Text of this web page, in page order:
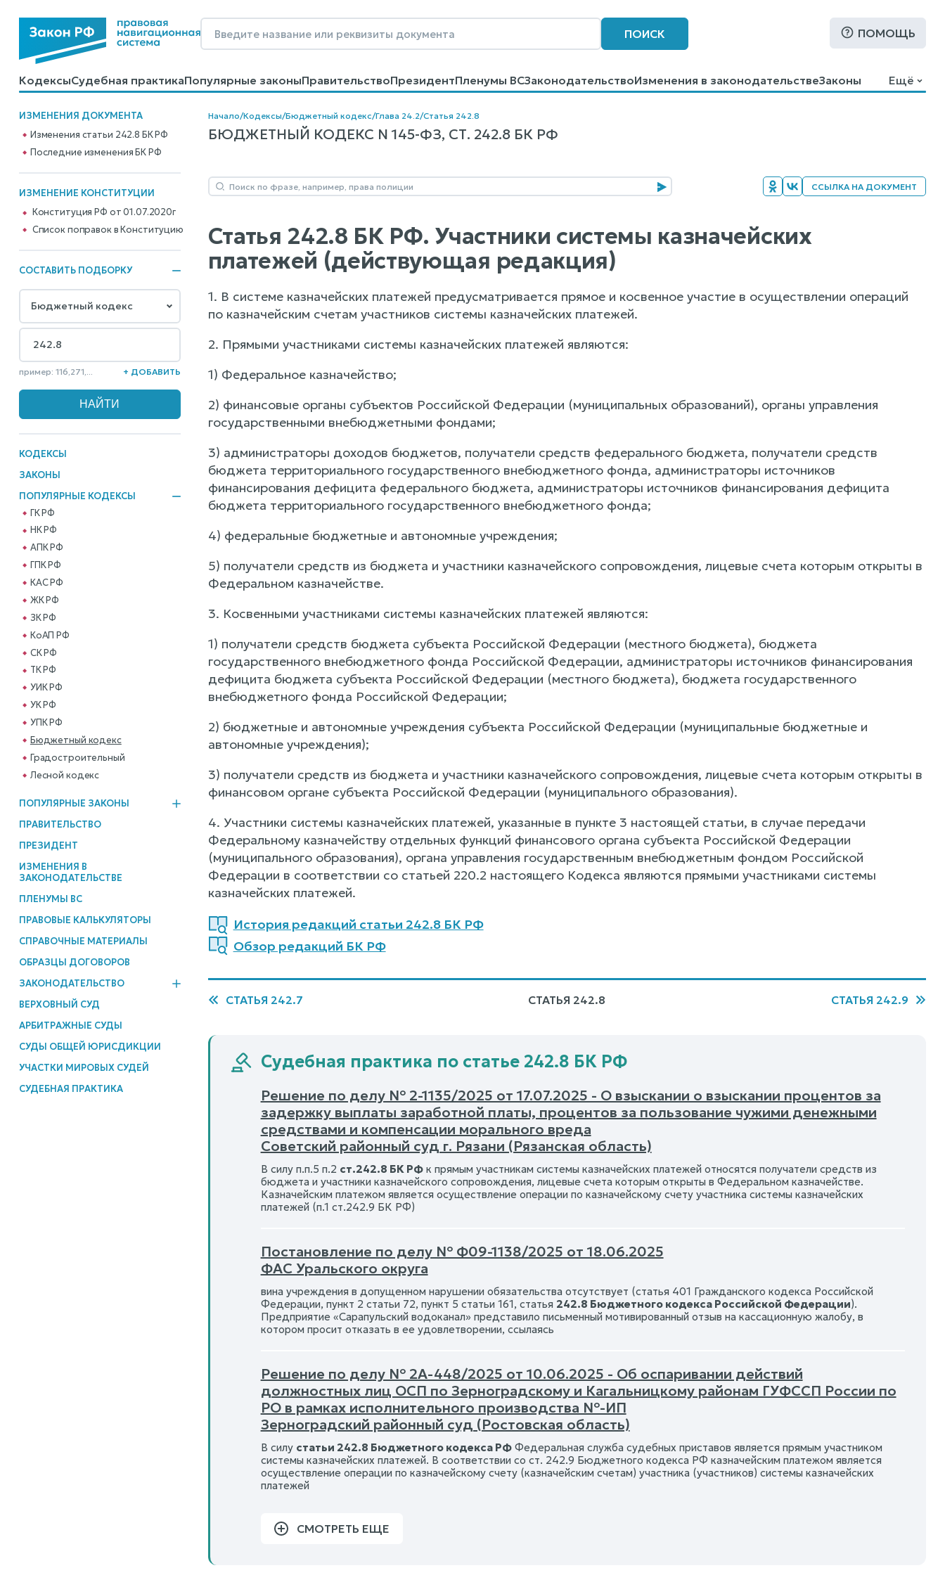
ПОИСК ПОМОЩЬ
КодексыСудебная практикаПопулярные законыПравительствоПрезидентПленумы ВСЗаконодательствоИзменения в законодательствеЗаконы
КалькуляторыСправочные материалыОбразцы договоровКонтактыПомощьПоиск
Ещё
ИЗМЕНЕНИЯ ДОКУМЕНТА
Изменения статьи 242.8 БК РФ
Последние изменения БК РФ
ИЗМЕНЕНИЕ КОНСТИТУЦИИ
Конституция РФ от 01.07.2020г
Cписок поправок в Конституцию
СОСТАВИТЬ ПОДБОРКУ
пример: 116,271,... + ДОБАВИТЬ
КОДЕКСЫ
ЗАКОНЫ
ПОПУЛЯРНЫЕ КОДЕКСЫ
ГК РФ
НК РФ
АПК РФ
ГПК РФ
КАС РФ
ЖК РФ
ЗК РФ
КоАП РФ
СК РФ
ТК РФ
УИК РФ
УК РФ
УПК РФ
Бюджетный кодекс
Градостроительный
Лесной кодекс
ПОПУЛЯРНЫЕ ЗАКОНЫ
ПРАВИТЕЛЬСТВО
ПРЕЗИДЕНТ
ИЗМЕНЕНИЯ В
ЗАКОНОДАТЕЛЬСТВЕ
ПЛЕНУМЫ ВС
ПРАВОВЫЕ КАЛЬКУЛЯТОРЫ
СПРАВОЧНЫЕ МАТЕРИАЛЫ
ОБРАЗЦЫ ДОГОВОРОВ
ЗАКОНОДАТЕЛЬСТВО
ВЕРХОВНЫЙ СУД
АРБИТРАЖНЫЕ СУДЫ
СУДЫ ОБЩЕЙ ЮРИСДИКЦИИ
УЧАСТКИ МИРОВЫХ СУДЕЙ
СУДЕБНАЯ ПРАКТИКА
Начало/Кодексы/Бюджетный кодекс/Глава 24.2/Статья 242.8
БЮДЖЕТНЫЙ КОДЕКС N 145-ФЗ, СТ. 242.8 БК РФ
ССЫЛКА НА ДОКУМЕНТ
Статья 242.8 БК РФ. Участники системы казначейских
платежей (действующая редакция)
1. В системе казначейских платежей предусматривается прямое и косвенное участие в осуществлении операций
по казначейским счетам участников системы казначейских платежей.
2. Прямыми участниками системы казначейских платежей являются:
1) Федеральное казначейство;
2) финансовые органы субъектов Российской Федерации (муниципальных образований), органы управления
государственными внебюджетными фондами;
3) администраторы доходов бюджетов, получатели средств федерального бюджета, получатели средств
бюджета территориального государственного внебюджетного фонда, администраторы источников
финансирования дефицита федерального бюджета, администраторы источников финансирования дефицита
бюджета территориального государственного внебюджетного фонда;
4) федеральные бюджетные и автономные учреждения;
5) получатели средств из бюджета и участники казначейского сопровождения, лицевые счета которым открыты в
Федеральном казначействе.
3. Косвенными участниками системы казначейских платежей являются:
1) получатели средств бюджета субъекта Российской Федерации (местного бюджета), бюджета
государственного внебюджетного фонда Российской Федерации, администраторы источников финансирования
дефицита бюджета субъекта Российской Федерации (местного бюджета), бюджета государственного
внебюджетного фонда Российской Федерации;
2) бюджетные и автономные учреждения субъекта Российской Федерации (муниципальные бюджетные и
автономные учреждения);
3) получатели средств из бюджета и участники казначейского сопровождения, лицевые счета которым открыты в
финансовом органе субъекта Российской Федерации (муниципального образования).
4. Участники системы казначейских платежей, указанные в пункте 3 настоящей статьи, в случае передачи
Федеральному казначейству отдельных функций финансового органа субъекта Российской Федерации
(муниципального образования), органа управления государственным внебюджетным фондом Российской
Федерации в соответствии со статьей 220.2 настоящего Кодекса являются прямыми участниками системы
казначейских платежей.
История редакций статьи 242.8 БК РФ
Обзор редакций БК РФ
СТАТЬЯ 242.7 СТАТЬЯ 242.8 СТАТЬЯ 242.9
Судебная практика по статье 242.8 БК РФ
Решение по делу № 2-1135/2025 от 17.07.2025 - О взыскании о взыскании процентов за
задержку выплаты заработной платы, процентов за пользование чужими денежными
средствами и компенсации морального вреда
Советский районный суд г. Рязани (Рязанская область)
В силу п.п.5 п.2 ст.242.8 БК РФк прямым участникам системы казначейских платежей относятся получатели средств из
бюджета и участники казначейского сопровождения, лицевые счета которым открыты в Федеральном казначействе.
Казначейским платежом является осуществление операции по казначейскому счету участника системы казначейских
платежей (п.1 ст.242.9 БК РФ)
Постановление по делу № Ф09-1138/2025 от 18.06.2025
ФАС Уральского округа
вина учреждения в допущенном нарушении обязательства отсутствует (статья 401 Гражданского кодекса Российской
Федерации, пункт 2 статьи 72, пункт 5 статьи 161, статья 242.8 Бюджетного кодекса Российской Федерации).
Предприятие «Сарапульский водоканал» представило письменный мотивированный отзыв на кассационную жалобу, в
котором просит отказать в ее удовлетворении, ссылаясь
Решение по делу № 2А-448/2025 от 10.06.2025 - Об оспаривании действий
должностных лиц ОСП по Зерноградскому и Кагальницкому районам ГУФССП России по
РО в рамках исполнительного производства №-ИП
Зерноградский районный суд (Ростовская область)
В силу статьи 242.8 Бюджетного кодекса РФФедеральная служба судебных приставов является прямым участником
системы казначейских платежей. В соответствии со ст. 242.9 Бюджетного кодекса РФ казначейским платежом является
осуществление операции по казначейскому счету (казначейским счетам) участника (участников) системы казначейских
платежей
СМОТРЕТЬ ЕЩЕ